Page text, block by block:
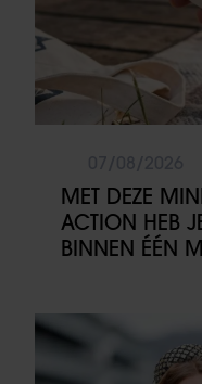
MET DEZE
ACTION HEB
BINNEN ÉÉN